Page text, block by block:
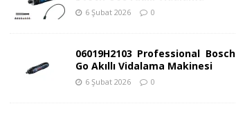
6 Şubat 2026 0
06019H2103 Professional Bosch
Go Akıllı Vidalama Makinesi
6 Şubat 2026 0